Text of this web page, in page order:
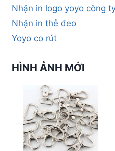
Nhận in logo yoyo công ty
Nhận in thẻ đeo
Yoyo co rút
HÌNH ẢNH MỚI